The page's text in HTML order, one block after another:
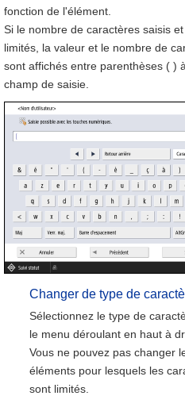
fonction de l'élément.
Si le nombre de caractères saisis
limités, la valeur et le nombre de
sont affichés entre parenthèses ( )
champ de saisie.
Changer de type de
Sélectionnez le type de
le menu déroulant en haut à
Vous ne pouvez pas changer
éléments pour lesquels les
sont limités.